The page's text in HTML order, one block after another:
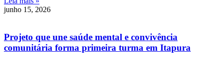
junho 15, 2026
Projeto que une saúde mental e convivência
comunitária forma primeira turma em Itapura